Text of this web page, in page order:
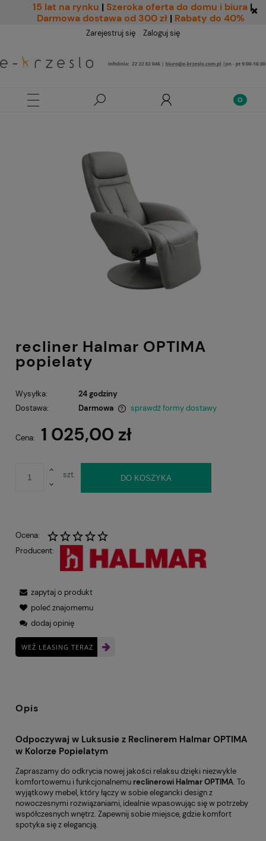
15 lat na rynku | Szeroka oferta do domu i biura |
Darmowa dostawa od 300 zł | Rabaty do 40%
Zarejestruj się Zaloguj się
recliner Halmar OPTIMA
popielaty
Wysyłka:
24 godziny
Dostawa:
Darmowa
sprawdź formy dostawy
Cena: 1 025,00 zł
szt. DO KOSZYKA
Ocena:
Producent:
zapytaj o produkt
poleć znajomemu
dodaj opinię
WEŹ LEASING TERAZ
Opis
Odpoczywaj w Luksusie z Reclinerem Halmar OPTIMA
w Kolorze Popielatym
Zapraszamy do odkrycia nowej jakości relaksu dzięki niezwykle
komfortowemu i funkcjonalnemu reclinerowi Halmar OPTIMA. To
wyjątkowy mebel, który łączy w sobie elegancki design z
nowoczesnymi rozwiązaniami, idealnie wpasowując się w potrzeby
współczesnych wnętrz. Zapewnij sobie miejsce, gdzie komfort
spotyka się z elegancją.